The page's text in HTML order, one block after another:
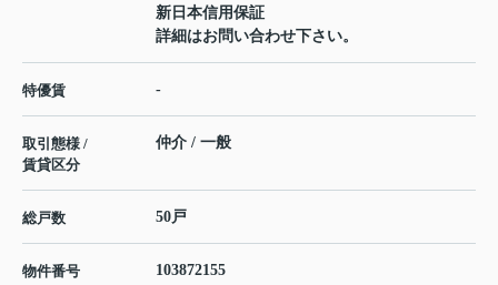
新日本信用保証
詳細はお問い合わせ下さい。
特優賃 -
取引態様 /
賃貸区分
仲介 / 一般
総戸数 50戸
物件番号 103872155